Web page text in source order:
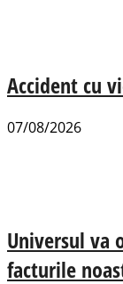
Accident cu
07/08/2026
Universul va
facturile